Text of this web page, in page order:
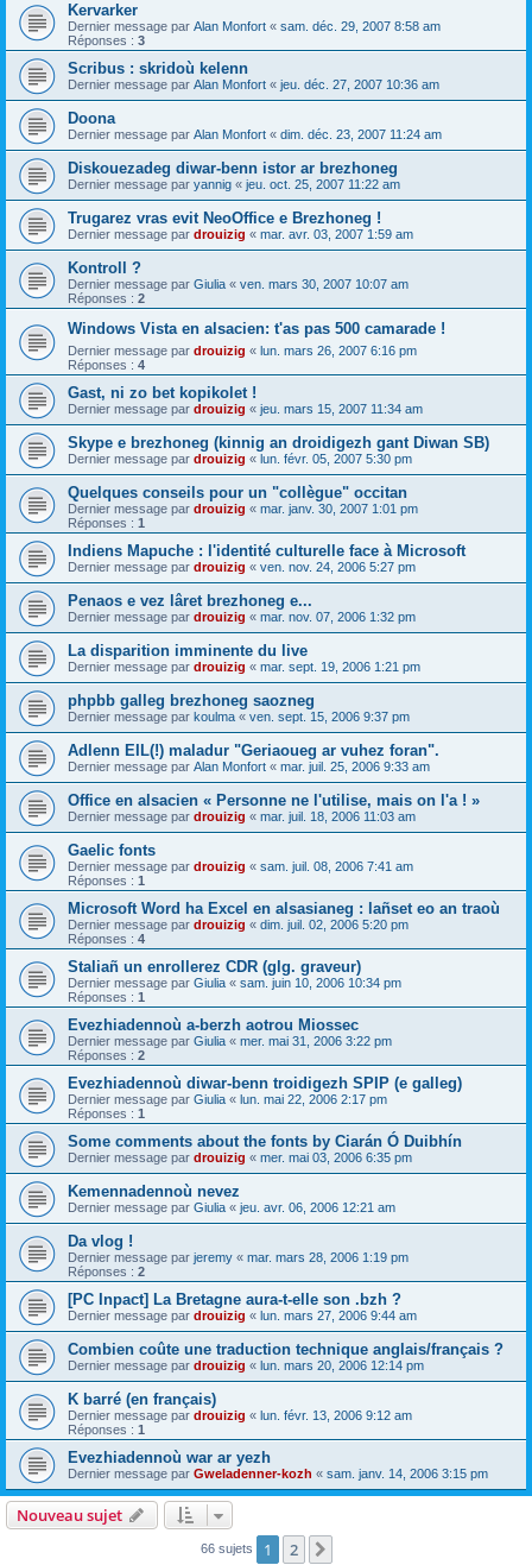
Kervarker
Dernier message par Alan Monfort « sam. déc. 29, 2007 8:58 am
Réponses : 3
Scribus : skridoù kelenn
Dernier message par Alan Monfort « jeu. déc. 27, 2007 10:36 am
Doona
Dernier message par Alan Monfort « dim. déc. 23, 2007 11:24 am
Diskouezadeg diwar-benn istor ar brezhoneg
Dernier message par yannig « jeu. oct. 25, 2007 11:22 am
Trugarez vras evit NeoOffice e Brezhoneg !
Dernier message par drouizig « mar. avr. 03, 2007 1:59 am
Kontroll ?
Dernier message par Giulia « ven. mars 30, 2007 10:07 am
Réponses : 2
Windows Vista en alsacien: t'as pas 500 camarade !
Dernier message par drouizig « lun. mars 26, 2007 6:16 pm
Réponses : 4
Gast, ni zo bet kopikolet !
Dernier message par drouizig « jeu. mars 15, 2007 11:34 am
Skype e brezhoneg (kinnig an droidigezh gant Diwan SB)
Dernier message par drouizig « lun. févr. 05, 2007 5:30 pm
Quelques conseils pour un "collègue" occitan
Dernier message par drouizig « mar. janv. 30, 2007 1:01 pm
Réponses : 1
Indiens Mapuche : l'identité culturelle face à Microsoft
Dernier message par drouizig « ven. nov. 24, 2006 5:27 pm
Penaos e vez lâret brezhoneg e...
Dernier message par drouizig « mar. nov. 07, 2006 1:32 pm
La disparition imminente du live
Dernier message par drouizig « mar. sept. 19, 2006 1:21 pm
phpbb galleg brezhoneg saozneg
Dernier message par koulma « ven. sept. 15, 2006 9:37 pm
Adlenn EIL(!) maladur "Geriaoueg ar vuhez foran".
Dernier message par Alan Monfort « mar. juil. 25, 2006 9:33 am
Office en alsacien « Personne ne l'utilise, mais on l'a ! »
Dernier message par drouizig « mar. juil. 18, 2006 11:03 am
Gaelic fonts
Dernier message par drouizig « sam. juil. 08, 2006 7:41 am
Réponses : 1
Microsoft Word ha Excel en alsasianeg : lañset eo an traoù
Dernier message par drouizig « dim. juil. 02, 2006 5:20 pm
Réponses : 4
Staliañ un enrollerez CDR (glg. graveur)
Dernier message par Giulia « sam. juin 10, 2006 10:34 pm
Réponses : 1
Evezhiadennoù a-berzh aotrou Miossec
Dernier message par Giulia « mer. mai 31, 2006 3:22 pm
Réponses : 2
Evezhiadennoù diwar-benn troidigezh SPIP (e galleg)
Dernier message par Giulia « lun. mai 22, 2006 2:17 pm
Réponses : 1
Some comments about the fonts by Ciarán Ó Duibhín
Dernier message par drouizig « mer. mai 03, 2006 6:35 pm
Kemennadennoù nevez
Dernier message par Giulia « jeu. avr. 06, 2006 12:21 am
Da vlog !
Dernier message par jeremy « mar. mars 28, 2006 1:19 pm
Réponses : 2
[PC Inpact] La Bretagne aura-t-elle son .bzh ?
Dernier message par drouizig « lun. mars 27, 2006 9:44 am
Combien coûte une traduction technique anglais/français ?
Dernier message par drouizig « lun. mars 20, 2006 12:14 pm
K barré (en français)
Dernier message par drouizig « lun. févr. 13, 2006 9:12 am
Réponses : 1
Evezhiadennoù war ar yezh
Dernier message par Gweladenner-kozh « sam. janv. 14, 2006 3:15 pm
Nouveau sujet
66 sujets 1 2